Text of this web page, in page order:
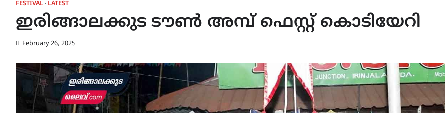
FESTIVAL LATEST
ഇരിങ്ങാലക്കുട ടൗൺ അമ്പ് ഫെസ്റ്റ് കൊടിയേറി
February 26, 2025